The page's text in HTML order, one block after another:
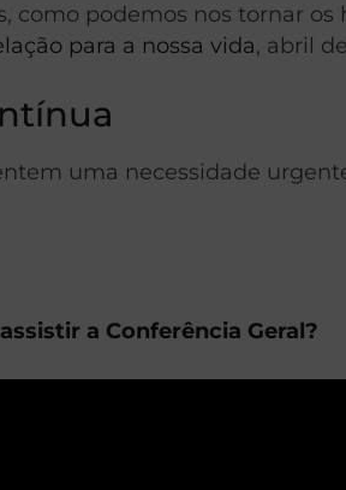
como podemos nos tornar
para a nossa vida, abril
uma necessidade
a Conferência Geral?